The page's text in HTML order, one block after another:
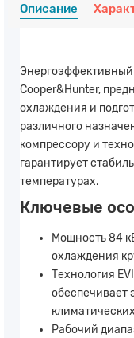
Описание
Cooper&Hunter,
охлаждения и
различного
компрессору и
гарантирует
температурах.
Ключевые
Мощность 84
охлаждения
Технология
обеспечивает
Рабочий